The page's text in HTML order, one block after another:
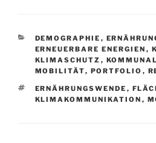
KATEGORIEN
DEMOGRAPHIE ,
ERNEUERBARE ENERGIEN ,
KLIMASCHUTZ ,
MOBILITÄT, PORTFOLIO ,
SCHLAGWÖRTER
ERNÄHRUNGSWENDE ,
KLIMAKOMMUNIKATION ,